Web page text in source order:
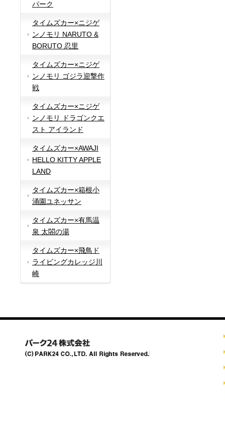
パーク
タイムズカー×ニジゲ
ンノモリ NARUTO &
BORUTO 忍里
タイムズカー×ニジゲ
ンノモリ ゴジラ迎撃作
戦
タイムズカー×ニジゲ
ンノモリ ドラゴンクエ
スト アイランド
タイムズカー×AWAJI
HELLO KITTY APPLE
LAND
タイムズカー×箱根小
涌園ユネッサン
タイムズカー×有馬温
泉 太閤の湯
タイムズカー×飛鳥ド
ライビングカレッジ川
崎